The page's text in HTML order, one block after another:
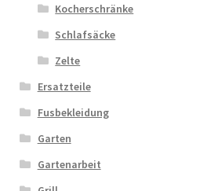
Kocherschränke
Schlafsäcke
Zelte
Ersatzteile
Fusbekleidung
Garten
Gartenarbeit